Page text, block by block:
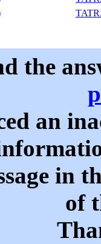
the
an
in
of